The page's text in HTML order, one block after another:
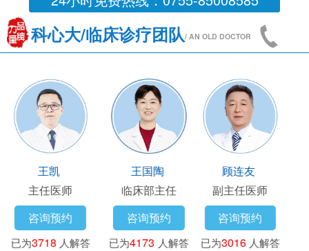
科心大/临床诊疗团队/ AN OLD DOCTOR
王凯
主任医师
咨询预约
已为3718 人解答
王国陶
临床部主任
咨询预约
已为4173 人解答
顾连友
副主任医师
咨询预约
已为3016 人解答